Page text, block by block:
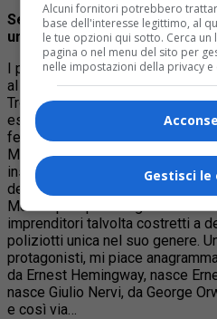
Se lo spunto è la foresta
un vero e proprio thriller.
I protagonisti sono un omaggio
al mondo della vita sul territorio.
Troviamo infatti la figura del
essere un dottore forestale, una
ferita tra docenti universitari che
Ma anche la gente di valle,
instancabilmente alla
delle zone, da chi frequenta il
Mentre per quanto riguarda il
imprenditori talvolta costretti a
poliziotti unica nel suo genere.
protagonisti, mi piace
da Ernest Hemingway, nasce
nasce Giulio Nervi, da George
e così via…
Alcuni fornitori potrebbero
base dell'interesse legittimo, al
le tue opzioni qui sotto. Cerca un
pagina o nel menu del sito per
nelle impostazioni della privacy e
Gestisci le